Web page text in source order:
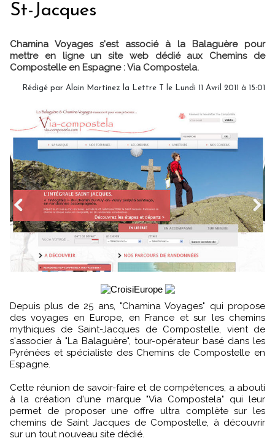
St-Jacques
Chamina Voyages s'est associé à la Balaguère pour
mettre en ligne un site web dédié aux Chemins de
Compostelle en Espagne : Via Compostela.
Rédigé par Alain Martinez la Lettre T le Lundi 11 Avril 2011 à 15:01
Depuis plus de 25 ans, "Chamina Voyages" qui propose
des voyages en Europe, en France et sur les chemins
mythiques de Saint-Jacques de Compostelle, vient de
s'associer à "La Balaguère", tour-opérateur basé dans les
Pyrénées et spécialiste des Chemins de Compostelle en
Espagne.
Cette réunion de savoir-faire et de compétences, a abouti
à la création d'une marque "Via Compostela" qui leur
permet de proposer une offre ultra complète sur les
chemins de Saint Jacques de Compostelle, à découvrir
sur un tout nouveau site dédié.